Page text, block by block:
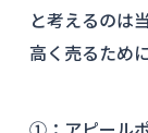
と考えるのは
高く売るため